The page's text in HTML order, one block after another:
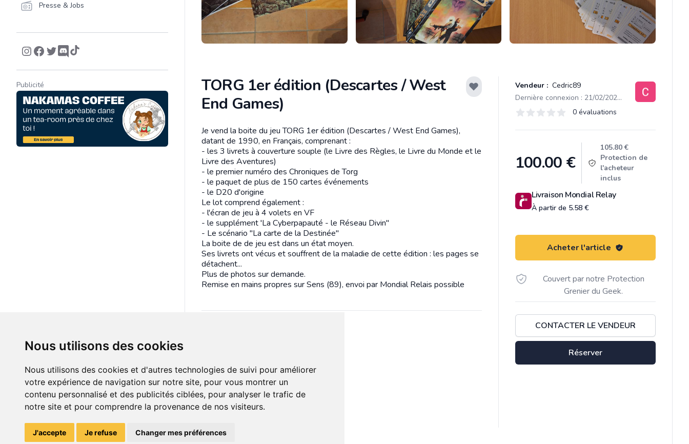
Nous utilisons des cookies
Nous utilisons des cookies et d'autres technologies de suivi pour améliorer
votre expérience de navigation sur notre site, pour vous montrer un
contenu personnalisé et des publicités ciblées, pour analyser le trafic de
notre site et pour comprendre la provenance de nos visiteurs.
J'accepte Je refuse Changer mes préférences
Presse & Jobs
Publicité
TORG 1er édition (Descartes / West
End Games)
Vendeur : Cedric89
Dernière connexion : 21/02/2026 22:01
Évaluations
0 sur 5 étoiles 0 évaluations
100.00 €
105.80 €
Protection de
l'acheteur
inclus
Livraison Mondial Relay
À partir de 5.58 €
Acheter l'article
Couvert par notre Protection
Grenier du Geek.
CONTACTER LE VENDEUR
Réserver
Description
Je vend la boite du jeu TORG 1er édition (Descartes / West End Games),
datant de 1990, en Français, comprenant :
- les 3 livrets à couverture souple (le Livre des Règles, le Livre du Monde et le
Livre des Aventures)
- le premier numéro des Chroniques de Torg
- le paquet de plus de 150 cartes événements
- le D20 d'origine
Le lot comprend également :
- l'écran de jeu à 4 volets en VF
- le supplément 'La Cyberpapauté - le Réseau Divin"
- Le scénario "La carte de la Destinée"
La boite de de jeu est dans un état moyen.
Ses livrets ont vécus et souffrent de la maladie de cette édition : les pages se
détachent...
Plus de photos sur demande.
Remise en mains propres sur Sens (89), envoi par Mondial Relais possible
Mis en ligne le : 08/05/2025
torg